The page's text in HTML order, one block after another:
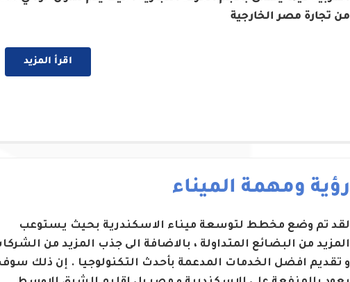
من تجارة مصر الخارجية
اقرأ المزيد
رؤية ومهمة الميناء
لقد تم وضع مخطط لتوسعة ميناء الاسكندرية بحيث يستوعب
المزيد من البضائع المتداولة ، بالاضافة الى جذب المزيد من
و تقديم افضل الخدمات المدعمة بأحدث التكنولوجيا . إن ذلك